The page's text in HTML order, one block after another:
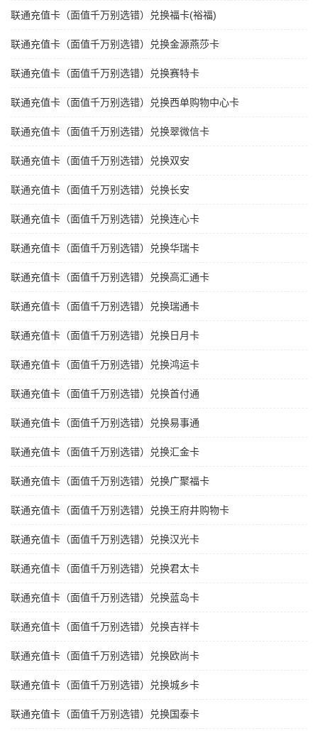
联通充值卡（面值千万别选错）兑换福卡(裕福)
联通充值卡（面值千万别选错）兑换金源燕莎卡
联通充值卡（面值千万别选错）兑换赛特卡
联通充值卡（面值千万别选错）兑换西单购物中心卡
联通充值卡（面值千万别选错）兑换翠微信卡
联通充值卡（面值千万别选错）兑换双安
联通充值卡（面值千万别选错）兑换长安
联通充值卡（面值千万别选错）兑换连心卡
联通充值卡（面值千万别选错）兑换华瑞卡
联通充值卡（面值千万别选错）兑换高汇通卡
联通充值卡（面值千万别选错）兑换瑞通卡
联通充值卡（面值千万别选错）兑换日月卡
联通充值卡（面值千万别选错）兑换鸿运卡
联通充值卡（面值千万别选错）兑换首付通
联通充值卡（面值千万别选错）兑换易事通
联通充值卡（面值千万别选错）兑换汇金卡
联通充值卡（面值千万别选错）兑换广聚福卡
联通充值卡（面值千万别选错）兑换王府井购物卡
联通充值卡（面值千万别选错）兑换汉光卡
联通充值卡（面值千万别选错）兑换君太卡
联通充值卡（面值千万别选错）兑换蓝岛卡
联通充值卡（面值千万别选错）兑换吉祥卡
联通充值卡（面值千万别选错）兑换欧尚卡
联通充值卡（面值千万别选错）兑换城乡卡
联通充值卡（面值千万别选错）兑换国泰卡